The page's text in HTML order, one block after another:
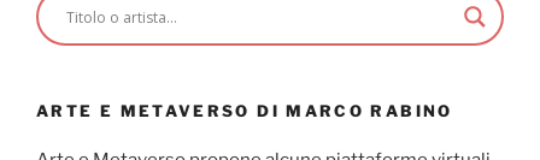
ARTE E METAVERSO DI MARCO RABINO